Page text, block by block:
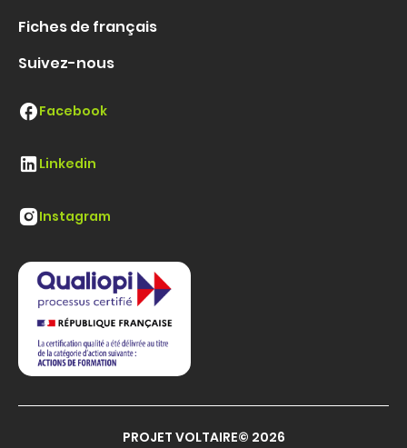
Fiches de français
Suivez-nous
Facebook
Linkedin
Instagram
PROJET VOLTAIRE© 2026